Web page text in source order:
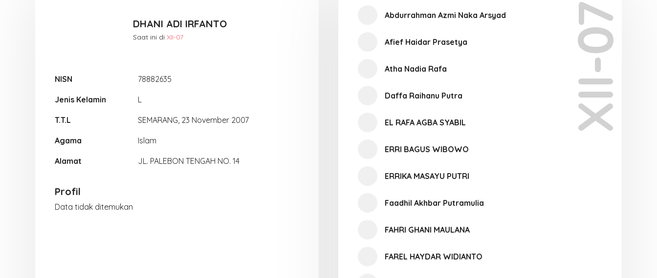
DHANI ADI IRFANTO
Saat ini di XII-07
NISN 78882635
Jenis Kelamin L
T.T.L SEMARANG, 23 November 2007
Agama Islam
Alamat JL. PALEBON TENGAH NO. 14
Profil
Data tidak ditemukan
XII-07
Abdurrahman Azmi Naka Arsyad
Afief Haidar Prasetya
Atha Nadia Rafa
Daffa Raihanu Putra
EL RAFA AGBA SYABIL
ERRI BAGUS WIBOWO
ERRIKA MASAYU PUTRI
Faadhil Akhbar Putramulia
FAHRI GHANI MAULANA
FAREL HAYDAR WIDIANTO